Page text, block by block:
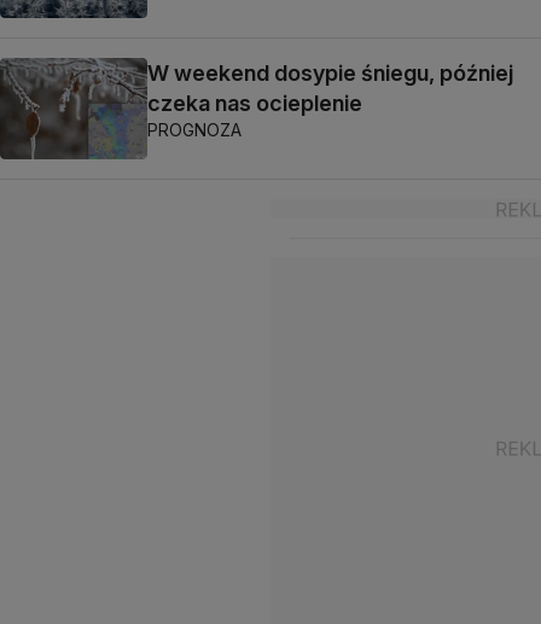
W weekend dosypie śniegu, później
czeka nas ocieplenie
PROGNOZA